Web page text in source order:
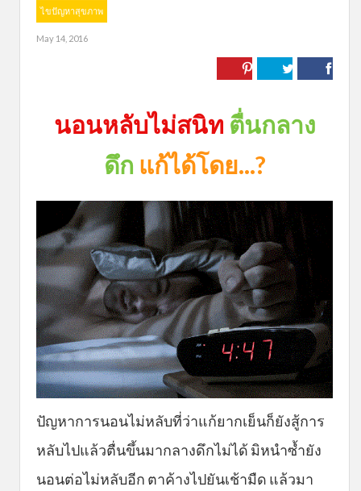
ไขปัญหาสุขภาพ
May 14, 2016
นอนหลับไม่สนิท ตื่นกลาง
ดึก แก้ได้โดย...?
ปัญหาการนอนไม่หลับที่ว่าแก้ยากเย็นก็ยังสู้การ
หลับไปแล้วตื่นขึ้นมากลางดึกไม่ได้ มิหนำซ้ำยัง
นอนต่อไม่หลับอีก ตาค้างไปยันเช้ามืด แล้วมา